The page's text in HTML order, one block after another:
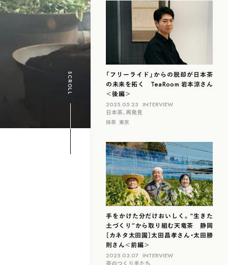
北海道
島根 福岡
SCROLL
「フリーライド」からの脱却が日本茶
の未来を拓く TeaRoom 岩本涼さん
＜後編＞
2025.05.23 INTERVIEW
日本茶、再発見
抹茶 東京
手をかけた分だけおいしく。“生きた
土づくり”から取り組む天竜茶 静岡
［カネタ太田園］太田昌孝さん・太田勝
則さん＜前編＞
2025.03.07 INTERVIEW
茶のつくり手たち